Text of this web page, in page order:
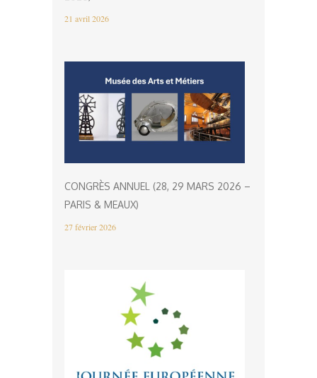
21 avril 2026
CONGRÈS ANNUEL (28, 29 MARS 2026 –
PARIS & MEAUX)
27 février 2026